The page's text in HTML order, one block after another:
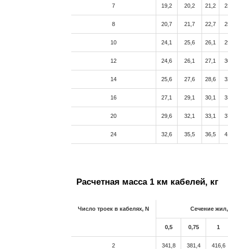
7 19,2 20,2 21,2
8 20,7 21,7 22,7
10 24,1 25,6 26,1
12 24,6 26,1 27,1
14 25,6 27,6 28,6
16 27,1 29,1 30,1
20 29,6 32,1 33,1
24 32,6 35,5 36,5
Расчетная масса 1 км кабелей, кг
Число троек в кабелях, N Cечение
0,5 0,75 1
2 341,8 381,4 416,6